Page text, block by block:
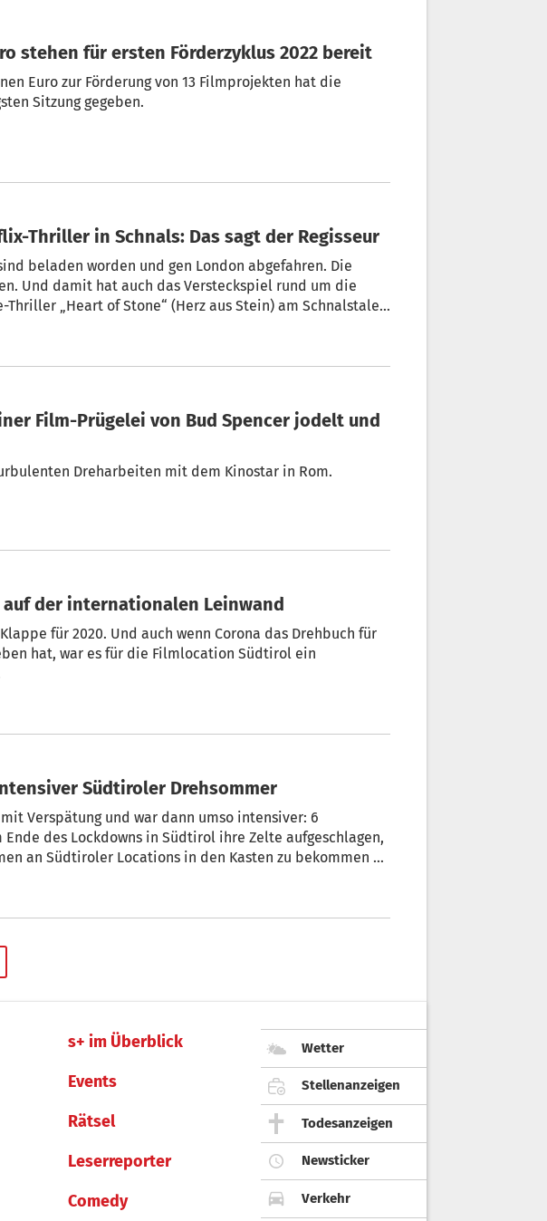
stehen für ersten Förderzyklus 2022 bereit
Euro zur Förderung von 13 Filmprojekten hat die
Sitzung gegeben.
Thriller in Schnals: Das sagt der Regisseur
beladen worden und gen London abgefahren. Die
„Heart of Stone“ (Herz aus Stein) am Schnalstaler
Dreharbeiten mit dem Kinostar in Rom.
auf der internationalen Leinwand
für 2020. Und auch wenn Corona das Drehbuch für
hat, war es für die Filmlocation Südtirol ein
Südtiroler Drehsommer
Verspätung und war dann umso intensiver: 6
des Lockdowns in Südtirol ihre Zelte aufgeschlagen,
an Südtiroler Locations in den Kasten zu bekommen –
s+ im Überblick
Events
Rätsel
Leserreporter
Comedy
Wetter
Stellenanzeigen
Todesanzeigen
Newsticker
Verkehr